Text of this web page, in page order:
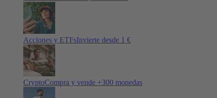
Acciones y ETFsInvierte desde 1 €
CryptoCompra y vende +300 monedas